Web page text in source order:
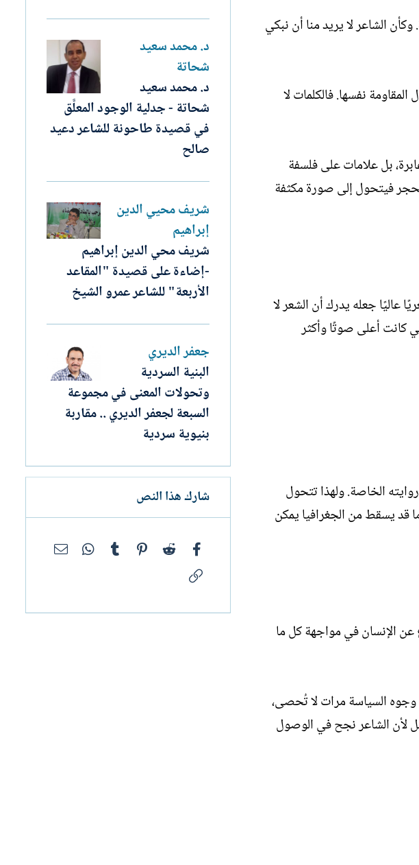
الشاعر لا يريد منا أن نبكي
نفسها. فالكلمات لا
بل علامات على فلسفة
الحجر فيتحول إلى صورة مكثفة
عاليًا جعله يدرك أن الشعر لا
كانت أعلى صوتًا وأكثر
الخاصة. ولهذا تتحول
قد يسقط من الجغرافيا يمكن
عن الإنسان في مواجهة كل ما
السياسة مرات لا تُحصى،
لأن الشاعر نجح في الوصول
د. محمد سعيد
شحاتة
د. محمد سعيد
شحاتة - جدلية الوجود المعلَّق
في قصيدة طاحونة للشاعر دعيد
صالح
شريف محيي الدين
إبراهيم
شريف محي الدين إبراهيم
-إضاءة على قصيدة "المقاعد
الأربعة" للشاعر عمرو الشيخ
جعفر الديري
البنية السردية
وتحولات المعنى في مجموعة
السبعة لجعفر الديري .. مقاربة
بنيوية سردية
شارك هذا النص
فيسبوك Reddit
Pinterest
Tumblr
WhatsApp